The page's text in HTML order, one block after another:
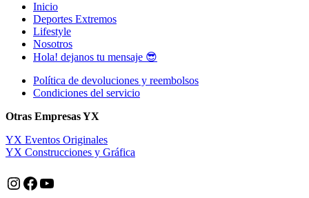
Inicio
Deportes Extremos
Lifestyle
Nosotros
Hola! dejanos tu mensaje 😎
Política de devoluciones y reembolsos
Condiciones del servicio
Otras Empresas YX
YX Eventos Originales
YX Construcciones y Gráfica
Instagram
Facebook
YouTube